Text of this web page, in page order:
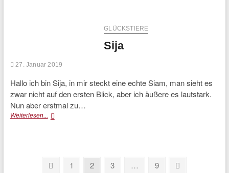
GLÜCKSTIERE
Sija
27. Januar 2019
Hallo ich bin Sija, in mir steckt eine echte Siam, man sieht es
zwar nicht auf den ersten Blick, aber ich äußere es lautstark.
Nun aber erstmal zu…
Weiterlesen... Sija
Seitennummerierung
Previous
Page
1 Page
2 Page
3 … Page
9